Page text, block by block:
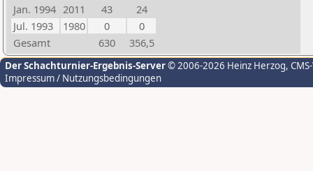
Jan. 1994 2011 43
24
Jul. 1993
1980 0
0
Gesamt
630 356,5
Der Schachturnier-Ergebnis-Server© 2006-2026 Heinz Herzog,
Impressum / Nutzungsbedingungen